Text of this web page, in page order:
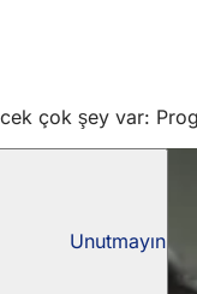
çok şey var:
Unutmayın